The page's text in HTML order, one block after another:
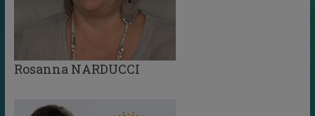
Rosanna NARDUCCI